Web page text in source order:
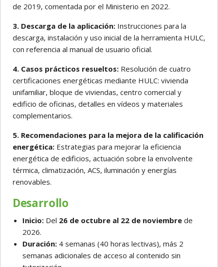
de 2019, comentada por el Ministerio en 2022.
3. Descarga de la aplicación: Instrucciones para la
descarga, instalación y uso inicial de la herramienta HULC,
con referencia al manual de usuario oficial.
4. Casos prácticos resueltos: Resolución de cuatro
certificaciones energéticas mediante HULC: vivienda
unifamiliar, bloque de viviendas, centro comercial y
edificio de oficinas, detalles en vídeos y materiales
complementarios.
5. Recomendaciones para la mejora de la calificación
energética: Estrategias para mejorar la eficiencia
energética de edificios, actuación sobre la envolvente
térmica, climatización, ACS, iluminación y energías
renovables.
Desarrollo
Inicio: Del 26 de octubre al 22 de noviembre de
2026.
Duración: 4 semanas (40 horas lectivas), más 2
semanas adicionales de acceso al contenido sin